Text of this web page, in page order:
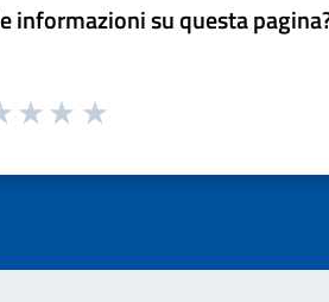
informazioni su questa